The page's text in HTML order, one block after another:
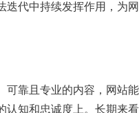
迭代中持续发挥作用，为
可靠且专业的内容，网站
认知和忠诚度上。长期来